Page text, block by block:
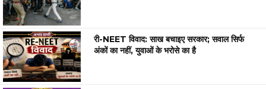
री-NEET विवाद: साख बचाइए सरकार; सवाल सिर्फ
अंकों का नहीं, युवाओं के भरोसे का है